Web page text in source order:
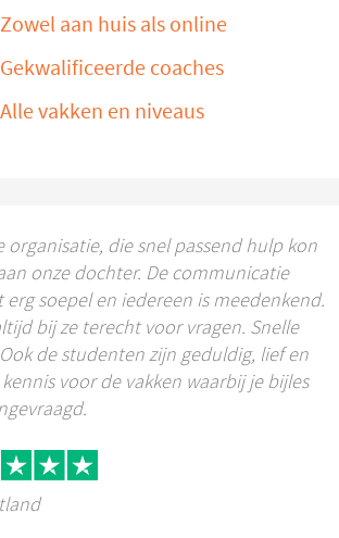
Zowel aan huis als online
Gekwalificeerde coaches
Alle vakken en niveaus
organisatie, die snel passend hulp kon
onze dochter. De communicatie
erg soepel en iedereen is meedenkend.
bij ze terecht voor vragen. Snelle
de studenten zijn geduldig, lief en
voor de vakken waarbij je bijles